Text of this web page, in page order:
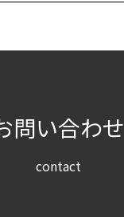
問い合わせ
contact